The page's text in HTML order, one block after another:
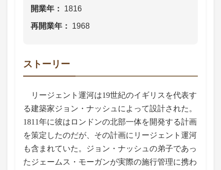
開業年 1816
再開業年 1968
ストーリー
リージェント運河は19世紀のイギリスを代表す
る建築家ジョン・ナッシュによって設計された。
1811年に彼はロンドンの北部一体を開発する計画
を策定したのだが、その計画にリージェント運河
も含まれていた。ジョン・ナッシュの弟子であっ
たジェームス・モーガンが実際の施行管理に携わ